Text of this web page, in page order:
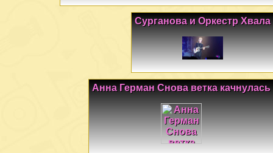
Сурганова и Оркестр Хвала
Анна Герман Снова ветка качнулась